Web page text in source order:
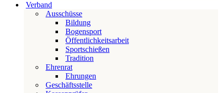
Verband
Ausschüsse
Bildung
Bogensport
Öffentlichkeitsarbeit
Sportschießen
Tradition
Ehrenrat
Ehrungen
Geschäftsstelle